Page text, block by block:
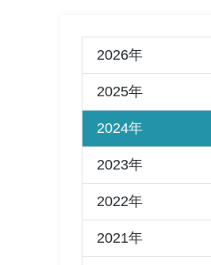
2026年
2025年
2024年
2023年
2022年
2021年